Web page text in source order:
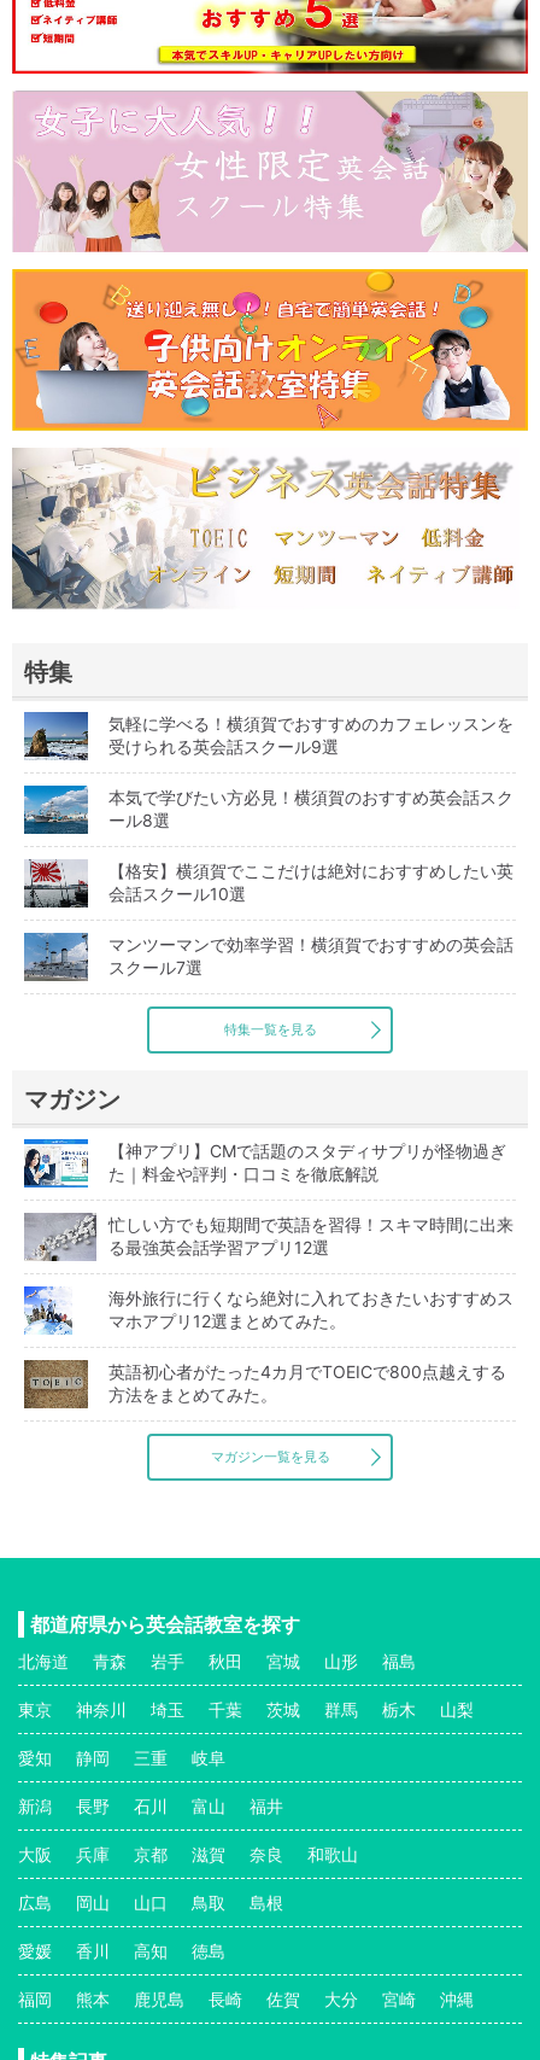
特集
気軽に学べる！横須賀でおすすめのカフェレッスンを
受けられる英会話スクール9選
本気で学びたい方必見！横須賀のおすすめ英会話スク
ール8選
【格安】横須賀でここだけは絶対におすすめしたい英
会話スクール10選
マンツーマンで効率学習！横須賀でおすすめの英会話
スクール7選
特集一覧を見る
マガジン
【神アプリ】CMで話題のスタディサプリが怪物過ぎ
た｜料金や評判・口コミを徹底解説
忙しい方でも短期間で英語を習得！スキマ時間に出来
る最強英会話学習アプリ12選
海外旅行に行くなら絶対に入れておきたいおすすめス
マホアプリ12選まとめてみた。
英語初心者がたった4カ月でTOEICで800点越えする
方法をまとめてみた。
マガジン一覧を見る
都道府県から英会話教室を探す
北海道 青森 岩手 秋田 宮城 山形 福島
東京 神奈川 埼玉 千葉 茨城 群馬 栃木 山梨
愛知 静岡 三重 岐阜
新潟 長野 石川 富山 福井
大阪 兵庫 京都 滋賀 奈良 和歌山
広島 岡山 山口 鳥取 島根
愛媛 香川 高知 徳島
福岡 熊本 鹿児島 長崎 佐賀 大分 宮崎 沖縄